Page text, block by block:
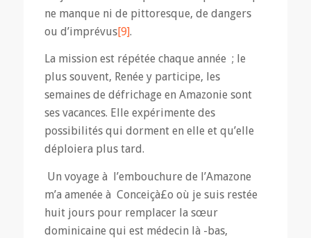
ne manque ni de pittoresque, de dangers
ou d’imprévus[9].
La mission est répétée chaque année ; le
plus souvent, Renée y participe, les
semaines de défrichage en Amazonie sont
ses vacances. Elle expérimente des
possibilités qui dorment en elle et qu’elle
déploiera plus tard.
Un voyage à l’embouchure de l’Amazone
m’a amenée à Conceiçà£o où je suis restée
huit jours pour remplacer la sœur
dominicaine qui est médecin là -bas,